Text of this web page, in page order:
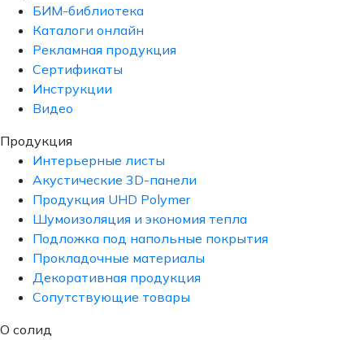
БИМ-библиотека
Каталоги онлайн
Рекламная продукция
Сертификаты
Инструкции
Видео
Продукция
Интерьерные листы
Акустические 3D-панели
Продукция UHD Polymer
Шумоизоляция и экономия тепла
Подложка под напольные покрытия
Прокладочные материалы
Декоративная продукция
Сопутствующие товары
О солид